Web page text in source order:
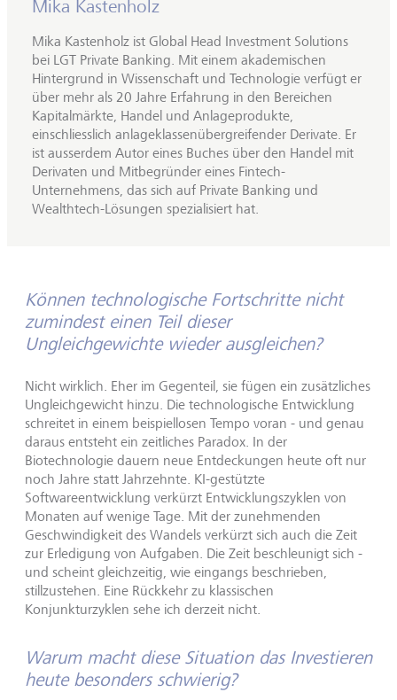
Mika Kastenholz
Mika Kastenholz ist Global Head Investment Solutions
bei LGT Private Banking. Mit einem akademischen
Hintergrund in Wissenschaft und Technologie verfügt er
über mehr als 20 Jahre Erfahrung in den Bereichen
Kapitalmärkte, Handel und Anlageprodukte,
einschliesslich anlageklassenübergreifender Derivate. Er
ist ausserdem Autor eines Buches über den Handel mit
Derivaten und Mitbegründer eines Fintech-
Unternehmens, das sich auf Private Banking und
Wealthtech-Lösungen spezialisiert hat.
Können technologische Fortschritte nicht
zumindest einen Teil dieser
Ungleichgewichte wieder ausgleichen?
Nicht wirklich. Eher im Gegenteil, sie fügen ein zusätzliches
Ungleichgewicht hinzu. Die technologische Entwicklung
schreitet in einem beispiellosen Tempo voran - und genau
daraus entsteht ein zeitliches Paradox. In der
Biotechnologie dauern neue Entdeckungen heute oft nur
noch Jahre statt Jahrzehnte. KI-gestützte
Softwareentwicklung verkürzt Entwicklungszyklen von
Monaten auf wenige Tage. Mit der zunehmenden
Geschwindigkeit des Wandels verkürzt sich auch die Zeit
zur Erledigung von Aufgaben. Die Zeit beschleunigt sich -
und scheint gleichzeitig, wie eingangs beschrieben,
stillzustehen. Eine Rückkehr zu klassischen
Konjunkturzyklen sehe ich derzeit nicht.
Warum macht diese Situation das Investieren
heute besonders schwierig?